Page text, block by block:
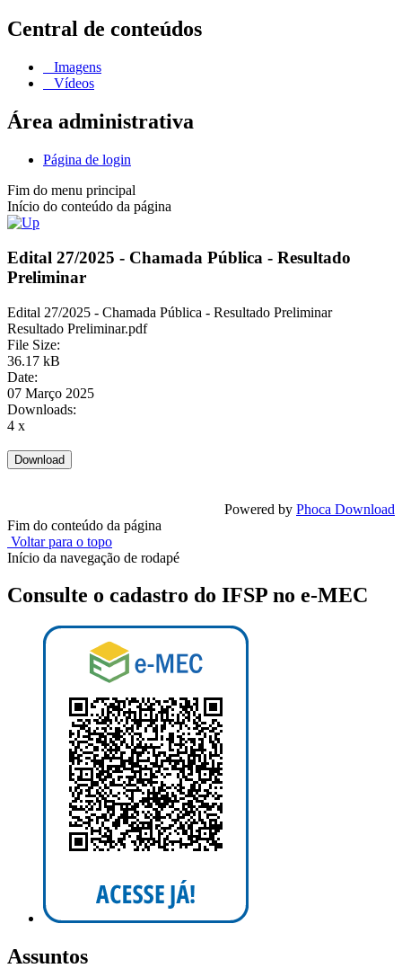
Central de conteúdos
Imagens
Vídeos
Área administrativa
Página de login
Fim do menu principal
Início do conteúdo da página
Edital 27/2025 - Chamada Pública - Resultado
Preliminar
Edital 27/2025 - Chamada Pública - Resultado Preliminar
Resultado Preliminar.pdf
File Size:
36.17 kB
Date:
07 Março 2025
Downloads:
4 x
Powered by Phoca Download
Fim do conteúdo da página
Voltar para o topo
Início da navegação de rodapé
Consulte o cadastro do IFSP no e-MEC
Assuntos